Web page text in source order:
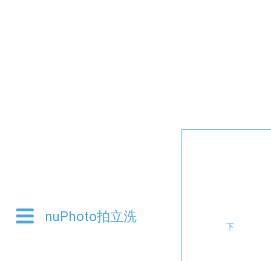
nuPhoto拍立洗
下
色彩寫實亮麗 紀錄生活瞬間